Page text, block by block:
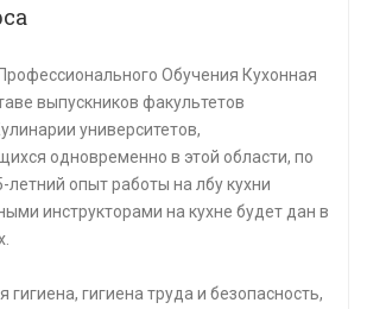
Обучения Кухонная
выпускников факультетов
университетов,
одновременно в этой области, по
летний опыт работы на лбу кухни
инструкторами на кухне будет дан в
гигиена, гигиена труда и безопасность,